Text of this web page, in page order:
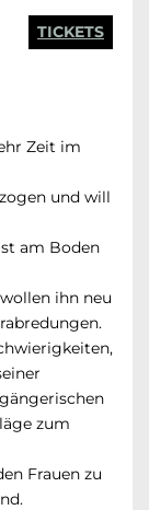
TICKETS
Zeit im
und will
am Boden
ihn neu
zum
Frauen zu